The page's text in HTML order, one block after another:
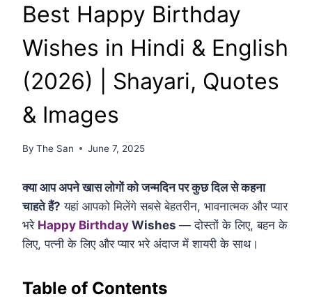
Best Happy Birthday
Wishes in Hindi & English
(2026) | Shayari, Quotes
& Images
By The San June 7, 2025
क्या आप अपने खास लोगों को जन्मदिन पर कुछ दिल से कहना
चाहते हैं? यहां आपको मिलेंगे सबसे बेहतरीन, भावनात्मक और प्यार
भरे Happy Birthday Wishes — दोस्तों के लिए, बहन के
लिए, पत्नी के लिए और प्यार भरे अंदाज में शायरी के साथ।
Table of Contents